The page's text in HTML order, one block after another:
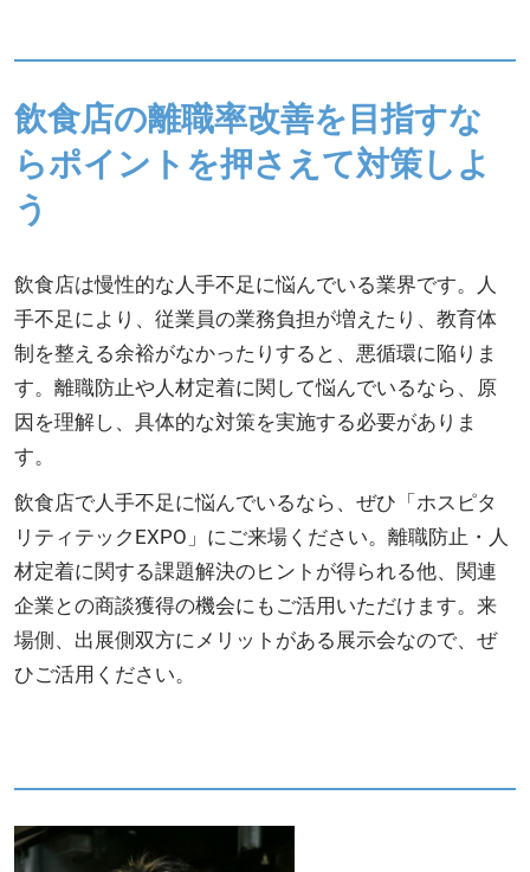
飲食店の離職率改善を目指すな
らポイントを押さえて対策しよ
う
飲食店は慢性的な人手不足に悩んでいる業界です。人
手不足により、従業員の業務負担が増えたり、教育体
制を整える余裕がなかったりすると、悪循環に陥りま
す。離職防止や人材定着に関して悩んでいるなら、原
因を理解し、具体的な対策を実施する必要がありま
す。
飲食店で人手不足に悩んでいるなら、ぜひ「ホスピタ
リティテックEXPO」にご来場ください。離職防止・人
材定着に関する課題解決のヒントが得られる他、関連
企業との商談獲得の機会にもご活用いただけます。来
場側、出展側双方にメリットがある展示会なので、ぜ
ひご活用ください。